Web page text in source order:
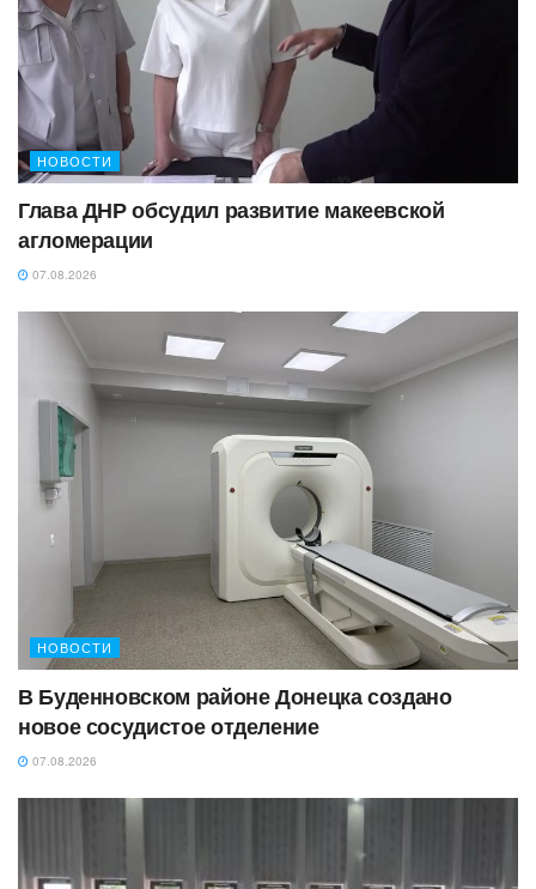
НОВОСТИ
Глава ДНР обсудил развитие макеевской
агломерации
07.08.2026
НОВОСТИ
В Буденновском районе Донецка создано
новое сосудистое отделение
07.08.2026